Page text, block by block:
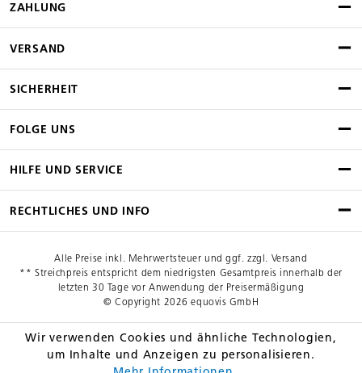
ZAHLUNG
VERSAND
SICHERHEIT
FOLGE UNS
HILFE UND SERVICE
RECHTLICHES UND INFO
Alle Preise inkl. Mehrwertsteuer und ggf. zzgl. Versand
** Streichpreis entspricht dem niedrigsten Gesamtpreis innerhalb der
letzten 30 Tage vor Anwendung der Preisermäßigung
© Copyright 2026 equovis GmbH
Wir verwenden Cookies und ähnliche Technologien,
um Inhalte und Anzeigen zu personalisieren.